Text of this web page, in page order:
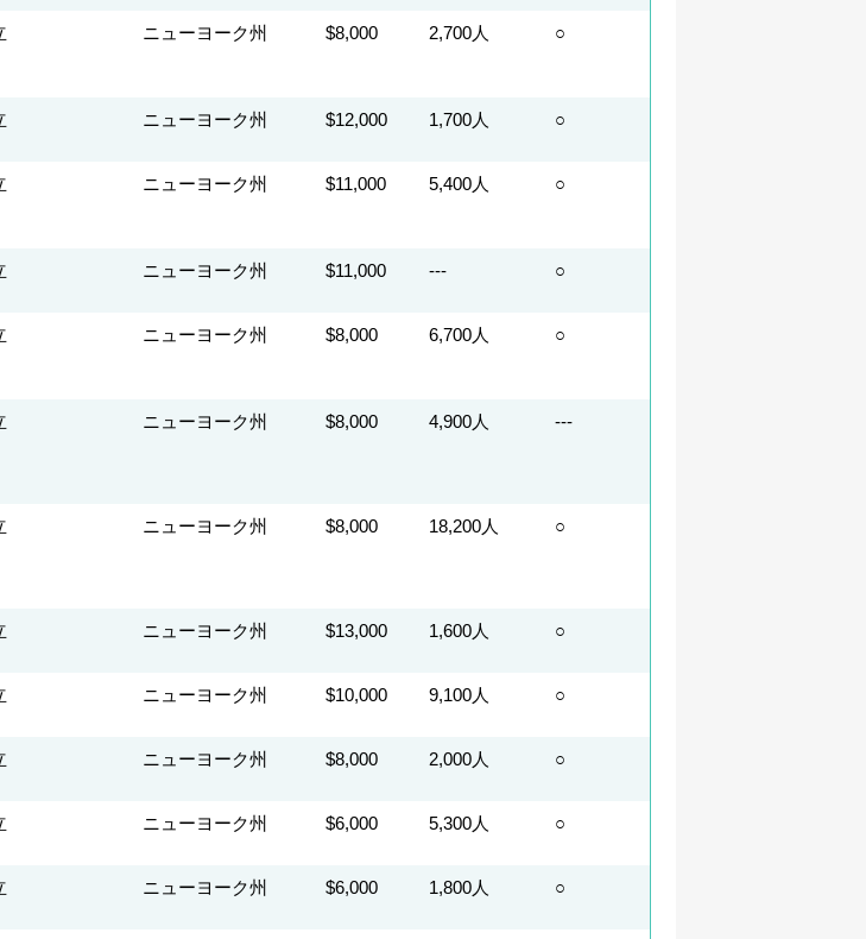
ニューヨーク州 $8,000 2,700人 ○
ニューヨーク州 $12,000 1,700人 ○
ニューヨーク州 $11,000 5,400人 ○
ニューヨーク州 $11,000 --- ○
ニューヨーク州 $8,000 6,700人 ○
ニューヨーク州 $8,000 4,900人 ---
ニューヨーク州 $8,000 18,200人 ○
ニューヨーク州 $13,000 1,600人 ○
ニューヨーク州 $10,000 9,100人 ○
ニューヨーク州 $8,000 2,000人 ○
ニューヨーク州 $6,000 5,300人 ○
ニューヨーク州 $6,000 1,800人 ○